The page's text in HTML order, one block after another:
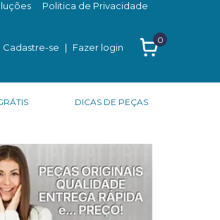
Politica de Privacidade
Cadastre-se | Fazer login
0
DICAS DE PEÇAS